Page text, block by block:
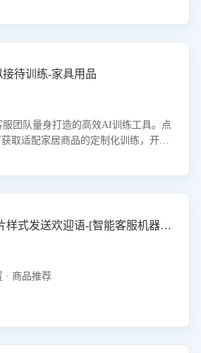
待训练-家具用品
团队量身打造的高效AI训练工具。点
取适配家居商品的定制化训练，开启
频场景下的专业应对能力。
京东-卡片样式发送欢迎语-[智能客服机器人]
· 商品推荐